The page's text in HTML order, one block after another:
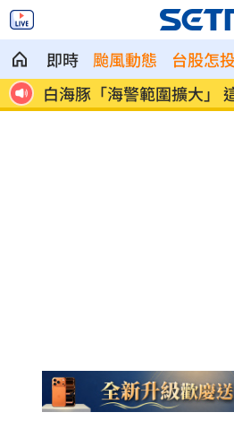
即時 颱風動態 台股怎
白海豚「海警範圍擴大」
天